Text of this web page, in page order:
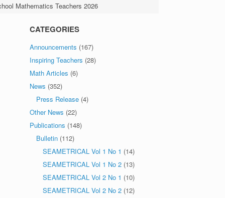
Mathematics Teachers 2026
CATEGORIES
Announcements (167)
Inspiring Teachers (28)
Math Articles (6)
News (352)
Press Release (4)
Other News (22)
Publications (148)
Bulletin (112)
SEAMETRICAL Vol 1 No 1 (14)
SEAMETRICAL Vol 1 No 2 (13)
SEAMETRICAL Vol 2 No 1 (10)
SEAMETRICAL Vol 2 No 2 (12)